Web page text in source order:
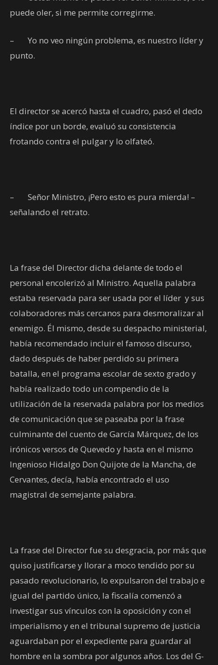
puede oler, si me permite corregirme.
–
Yo no veo ningún problema, es nuestro líder y
punto.
El director se acercó hasta el cuadro, pasó el dedo
índice por un borde, evaluó su consistencia
frotando contra el pulgar y lo olfateó.
–
Señor Ministro, ¡Pero esto es pura mierda! –
señalando el retrato.
La frase del Director dicha delante de todo el
personal encolerizó al Ministro. Aquella palabra
estaba reservada para ser usada por el líder y sus
colaboradores más cercanos para desmoralizar al
enemigo. Él mismo, desde su despacho ministerial,
había recomendado incluir el famoso discurso,
dado después de haber perdido su primera
batalla, en el programa escolar de sexto grado y
había realizado todo un compendio de la
utilización de la reservada palabra por los medios
de comunicación que se paseaba por la frase
culminante del cuento de García Márquez, de los
irónicos versos de Quevedo y hasta en el mismo
Ingenioso Hidalgo Don Quijote de la Mancha, de
Cervantes, decía, había encontrado el uso
magistral de semejante palabra.
La frase del Director fue su desgracia, por más que
quiso justificarse y llorar a moco tendido por su
pasado revolucionario, lo expulsaron del trabajo e
igual del partido único, la fiscalía comenzó a
investigar sus vínculos con la oposición y con el
imperialismo y en el tribunal supremo de justicia
aguardaban por el expediente para guardar al
hombre en la sombra por algunos años. Los del G-